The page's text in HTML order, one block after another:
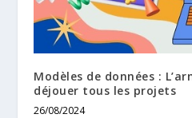
Modèles de données :
déjouer tous les projets
26/08/2024